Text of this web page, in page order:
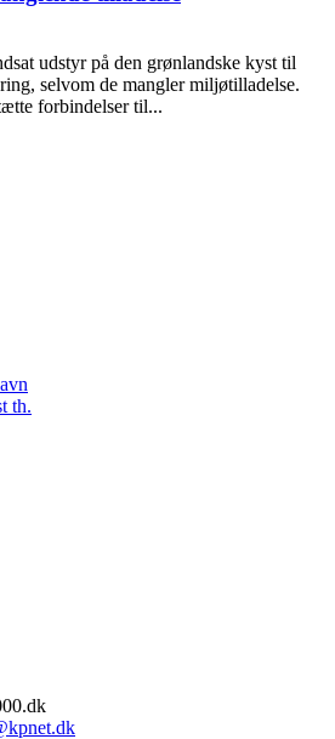
udstyr på den grønlandske kyst til
selvom de mangler miljøtilladelse.
forbindelser til...
th.